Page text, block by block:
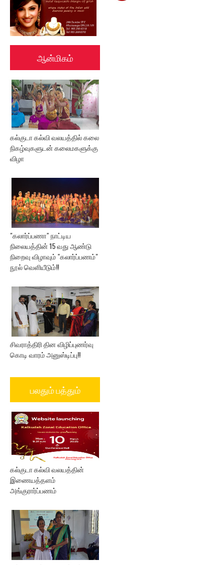
ஆன்மிகம்
கல்குடா கல்வி வலயத்தில் கலை
நிகழ்வுகளுடன் கலைமகளுக்கு
விழா
"கலார்ப்பணா" நாட்டிய
நிலையத்தின் 15 வது ஆண்டு
நிறைவு விழாவும் "கலார்ப்பணம்"
நூல் வெளியீடும்!!
சிவராத்திரி தின விழிப்புணர்வு
கொடி வாரம் அனுஸ்டிப்பு!!
பலதும் பத்தும்
கல்குடா கல்வி வலயத்தின்
இணையத்தளம்
அங்குரார்ப்பணம்